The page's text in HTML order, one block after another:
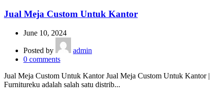
Jual Meja Custom Untuk Kantor
June 10, 2024
Posted by
admin
0 comments
Jual Meja Custom Untuk Kantor Jual Meja Custom Untuk Kantor |
Furnitureku adalah salah satu distrib...